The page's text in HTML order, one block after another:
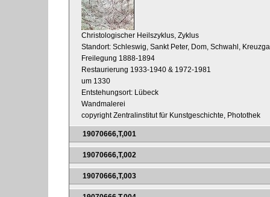
Christologischer Heilszyklus, Zyklus
Standort: Schleswig, Sankt Peter, Dom, Schwahl,
Freilegung 1888-1894
Restaurierung 1933-1940 & 1972-1981
um 1330
Entstehungsort: Lübeck
Wandmalerei
copyright Zentralinstitut für Kunstgeschichte, Photothek
19070666,T,001
19070666,T,002
19070666,T,003